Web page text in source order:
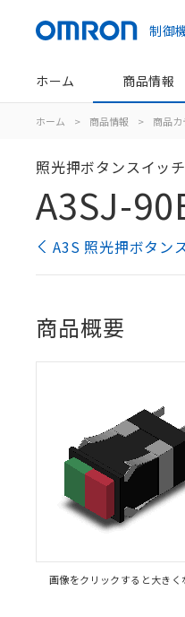
制御
ホーム 商品情報
ホーム > 商品情報 > 商品カ
照光押ボタンスイッチ
A3SJ-
A3S 照光押ボタン
商品概要
画像をクリックすると大きく